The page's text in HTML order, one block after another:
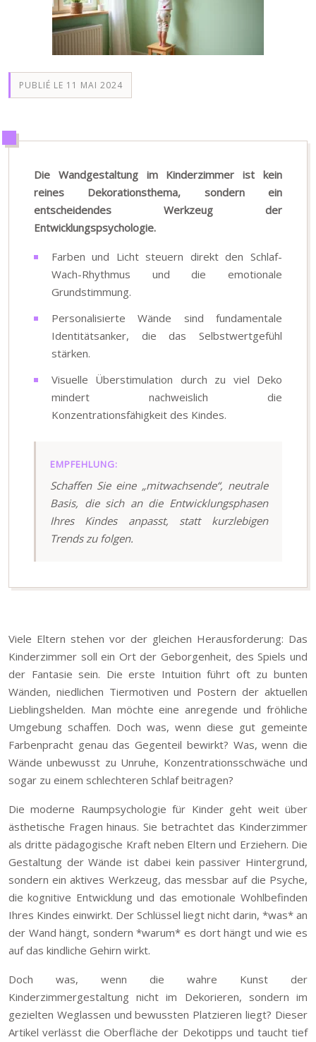
PUBLIÉ LE 11 MAI 2024
Die Wandgestaltung im Kinderzimmer ist kein
reines Dekorationsthema, sondern ein
entscheidendes Werkzeug der
Entwicklungspsychologie.
Farben und Licht steuern direkt den Schlaf-
Wach-Rhythmus und die emotionale
Grundstimmung.
Personalisierte Wände sind fundamentale
Identitätsanker, die das Selbstwertgefühl
stärken.
Visuelle Überstimulation durch zu viel Deko
mindert nachweislich die
Konzentrationsfähigkeit des Kindes.
EMPFEHLUNG:
Schaffen Sie eine „mitwachsende“, neutrale
Basis, die sich an die Entwicklungsphasen
Ihres Kindes anpasst, statt kurzlebigen
Trends zu folgen.
Viele Eltern stehen vor der gleichen Herausforderung: Das
Kinderzimmer soll ein Ort der Geborgenheit, des Spiels und
der Fantasie sein. Die erste Intuition führt oft zu bunten
Wänden, niedlichen Tiermotiven und Postern der aktuellen
Lieblingshelden. Man möchte eine anregende und fröhliche
Umgebung schaffen. Doch was, wenn diese gut gemeinte
Farbenpracht genau das Gegenteil bewirkt? Was, wenn die
Wände unbewusst zu Unruhe, Konzentrationsschwäche und
sogar zu einem schlechteren Schlaf beitragen?
Die moderne Raumpsychologie für Kinder geht weit über
ästhetische Fragen hinaus. Sie betrachtet das Kinderzimmer
als dritte pädagogische Kraft neben Eltern und Erziehern. Die
Gestaltung der Wände ist dabei kein passiver Hintergrund,
sondern ein aktives Werkzeug, das messbar auf die Psyche,
die kognitive Entwicklung und das emotionale Wohlbefinden
Ihres Kindes einwirkt. Der Schlüssel liegt nicht darin, *was* an
der Wand hängt, sondern *warum* es dort hängt und wie es
auf das kindliche Gehirn wirkt.
Doch was, wenn die wahre Kunst der
Kinderzimmergestaltung nicht im Dekorieren, sondern im
gezielten Weglassen und bewussten Platzieren liegt? Dieser
Artikel verlässt die Oberfläche der Dekotipps und taucht tief